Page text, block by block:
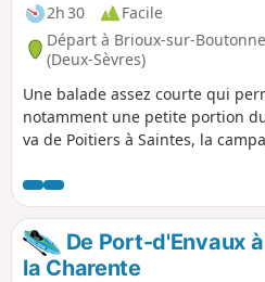
2h 30
Facile
Départ à Brioux-sur-Boutonne
(Deux-Sèvres)
Une balade assez courte qui
notamment une petite portion
va de Poitiers à Saintes, la
l'Aiguière et du Dauphin et
Vezançais avec son pigeonnier
De Port-d'Envaux
la Charente